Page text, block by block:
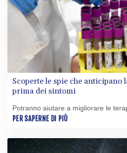
Scoperte le spie che anticipano
prima dei sintomi
Potranno aiutare a migliorare le
PER SAPERNE DI PIÙ